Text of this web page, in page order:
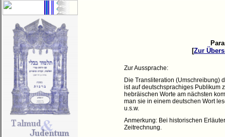
[Zur
Zur Aussprache:
Die Transliteration (Umschreibung)
ist auf deutschsprachiges Publikum
hebräischen Worte am nächsten
man sie in einem deutschen Wort
u.s.w.
Anmerkung: Bei historischen
Zeitrechnung.